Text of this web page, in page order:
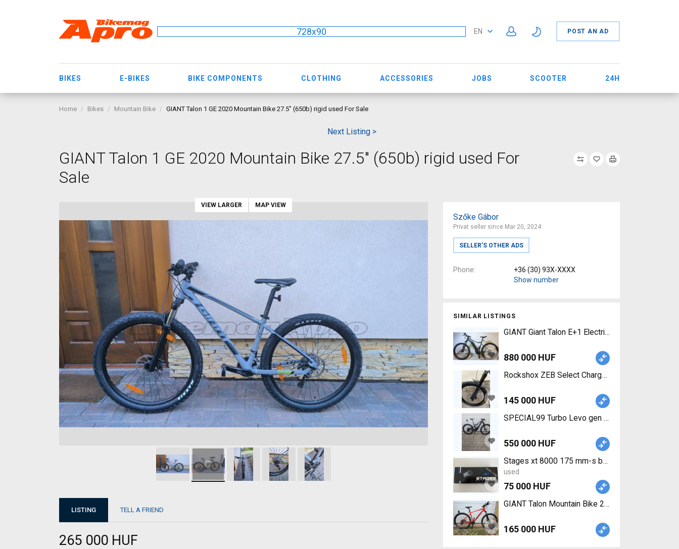
728x90 EN POST AN AD
BIKES E-BIKES BIKE COMPONENTS CLOTHING ACCESSORIES JOBS SCOOTER 24H
Home Bikes Mountain Bike GIANT Talon 1 GE 2020 Mountain Bike 27.5" (650b) rigid used For Sale
Next Listing >
GIANT Talon 1 GE 2020 Mountain Bike 27.5" (650b) rigid used For
Sale
Szőke Gábor
Privat seller since Mar 20, 2024
SELLER’S OTHER ADS
Phone
+36 (30) 93X-XXXX
Show number
SIMILAR LISTINGS
GIANT Giant Talon E+1 Electric
880 000 HUF
Rockshox ZEB Select Charger RC 170 27.5
145 000 HUF
SPECIAL99 Turbo Levo gen 1 Electric Mountain
550 000 HUF
used
75 000 HUF
GIANT Talon Mountain Bike 29" front suspension
165 000 HUF
VIEW LARGER MAP VIEW
LISTING TELL A FRIEND
265 000 HUF